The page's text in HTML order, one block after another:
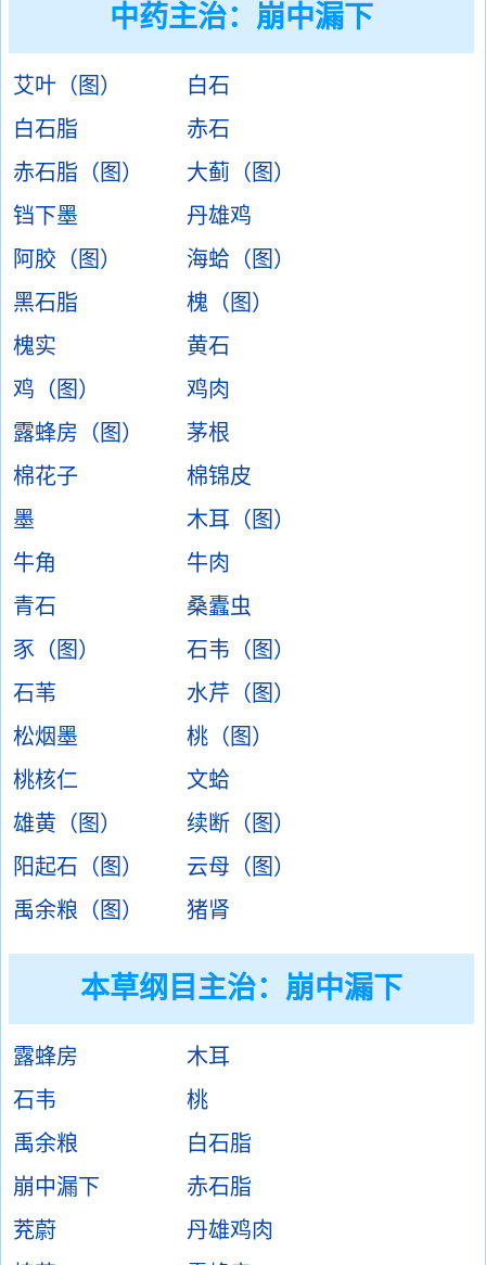
中药主治： 崩中漏下
艾叶（图）
白石
白石脂
赤石
赤石脂（图）
大蓟（图）
铛下墨
丹雄鸡
阿胶（图）
海蛤（图）
黑石脂
槐（图）
槐实
黄石
鸡（图）
鸡肉
露蜂房（图）
茅根
棉花子
棉锦皮
墨
木耳（图）
牛角
牛肉
青石
桑蠹虫
豕（图）
石韦（图）
石苇
水芹（图）
松烟墨
桃（图）
桃核仁
文蛤
雄黄（图）
续断（图）
阳起石（图）
云母（图）
禹余粮（图）
猪肾
本草纲目主治：崩中漏下
露蜂房
木耳
石韦
桃
禹余粮
白石脂
崩中漏下
赤石脂
茺蔚
丹雄鸡肉